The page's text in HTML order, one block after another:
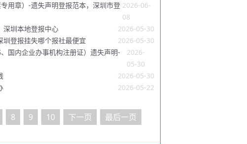
用章）-遗失声明登报范本，深圳市登 2026-06-
08
深圳本地登报中心
2026-05-30
登报挂失哪个报社最便宜
2026-05-30
国内企业办事机构注册证）遗失声明-
2026-
05-30
2026-05-30
2026-05-22
8 9 10 下一页 最后一页